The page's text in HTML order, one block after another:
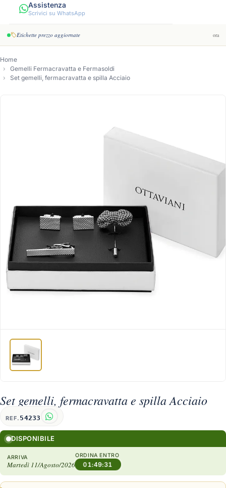
Assistenza
Scrivici su WhatsApp
Etichette prezzo aggiornate ora
Home
Gemelli Fermacravatta e Fermasoldi
Set gemelli, fermacravatta e spilla Acciaio
Set gemelli, fermacravatta e spilla Acciaio
REF. 54233
DISPONIBILE
ARRIVA
Martedì 11/Agosto/2026
ORDINA ENTRO
01:49:30